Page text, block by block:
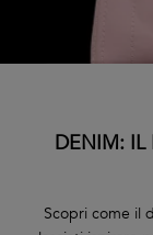
DENIM: IL
Scopri come il